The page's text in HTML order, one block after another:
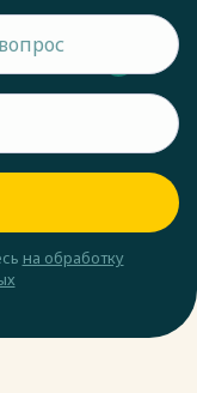
на обработку